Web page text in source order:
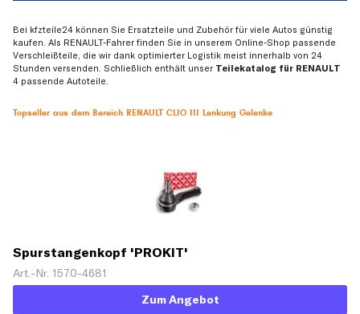
Bei kfzteile24 können Sie Ersatzteile und Zubehör für viele Autos günstig
kaufen. Als RENAULT-Fahrer finden Sie in unserem Online-Shop passende
Verschleißteile, die wir dank optimierter Logistik meist innerhalb von 24
Stunden versenden. Schließlich enthält unser Teilekatalog für RENAULT
4 passende Autoteile.
Topseller aus dem Bereich RENAULT CLIO III Lenkung Gelenke
Spurstangenkopf 'PROKIT'
Art.-Nr. 1570-4681
Zum Angebot